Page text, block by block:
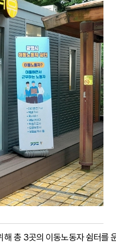
해 총 3곳의 이동노동자 쉼터를